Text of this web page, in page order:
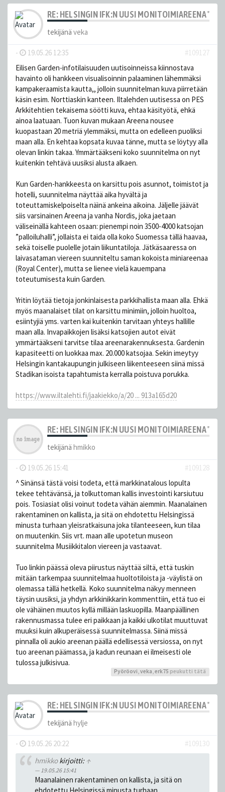
RE: HELSINGIN IFK:N UUSI MONITOIMIAREENA
tekijänä veka
- 19.05.26 12:35
#109127
Eilisen Garden-infotilaisuuden uutisoinneissa kiinnostava
havainto oli hankkeen visualisoinnin palaaminen lähemmäksi
kampakeraamista kautta,, jolloin suunnitelman kuva piirretään
käsin esim. Norttiaskin kanteen. Iltalehden uutisessa on PES
Arkkitehtien tekaisema söötti kuva, ehtaa käsityötä, ehkä
ainoa laatuaan. Tuon kuvan mukaan Areena nousee
kuopastaan 20 metriä ylemmäksi, mutta on edelleen puoliksi
maan alla. En kehtaa kopsata kuvaa tänne, mutta se löytyy alla
olevan linkin takaa. Ymmärtääkseni koko suunnitelma on nyt
kuitenkin tehtävä uusiksi alusta alkaen.
Kun Garden-hankkeesta on karsittu pois asunnot, toimistot ja
hotelli, suunnitelma näyttää aika hyvältä ja
toteuttamiskelpoiselta näinä ankeina aikoina. Jäljelle jäävät
siis varsinainen Areena ja vanha Nordis, joka jaetaan
väliseinällä kahteen osaan: pienempi noin 3500-4000 katsojan
”palloiluhalli”, jollaista ei taida olla koko Suomessa tällä haavaa,
sekä toiselle puolelle jotain liikuntatiloja. Jätkäsaaressa on
laivasataman viereen suunniteltu saman kokoista miniareenaa
(Royal Center), mutta se lienee vielä kauempana
toteutumisesta kuin Garden.
Yritin löytää tietoja jonkinlaisesta parkkihallista maan alla. Ehkä
myös maanalaiset tilat on karsittu minimiin, jolloin huoltoa,
esiintyjiä yms. varten kai kuitenkin tarvitaan yhteys hallille
maan alla. Invapaikkojen lisäksi katsojien autot eivät
ymmärtääkseni tarvitse tilaa areenarakennuksesta. Gardenin
kapasiteetti on luokkaa max. 20.000 katsojaa. Sekin imeytyy
Helsingin kantakaupungin julkiseen liikenteeseen siinä missä
Stadikan isoista tapahtumista kerralla poistuva porukka.
https://www.iltalehti.fi/jaakiekko/a/20 ... 913a165d20
RE: HELSINGIN IFK:N UUSI MONITOIMIAREENA
tekijänä hmikko
- 19.05.26 15:41
#109128
^ Sinänsä tästä voisi todeta, että markkinatalous lopulta
tekee tehtävänsä, ja tolkuttoman kallis investointi karsiutuu
pois. Tosiasiat olisi voinut todeta vähän aiemmin. Maanalainen
rakentaminen on kallista, ja sitä on ehdotettu Helsingissä
minusta turhaan yleisratkaisuna joka tilanteeseen, kun tilaa
on muutenkin. Siis vrt. maan alle upotetun museon
suunnitelma Musiikkitalon viereen ja vastaavat.
Tuo linkin päässä oleva piirustus näyttää siltä, että tuskin
mitään tarkempaa suunnitelmaa huoltotiloista ja -väylistä on
olemassa tällä hetkellä. Koko suunnitelma näkyy menneen
täysin uusiksi, ja yhdyn arkkinikkarin kommenttiin, että tuo ei
ole vähäinen muutos kyllä millään laskuopilla. Maanpäällinen
rakennusmassa tulee eri paikkaan ja kaikki ulkotilat muuttuvat
muuksi kuin alkuperäisessä suunnitelmassa. Siinä missä
pinnalla oli aukio areenan päällä edellisessä versiossa, on nyt
tuo areenan päämassa, ja kadun reunaan ei ilmeisesti ole
tulossa julkisivua.
Pyöröovi,veka,erk75 peukutti tätä
RE: HELSINGIN IFK:N UUSI MONITOIMIAREENA
tekijänä hylje
- 19.05.26 20:22
#109130
hmikkokirjoitti: ↑
19.05.26 15:41
Maanalainen rakentaminen on kallista, ja sitä on